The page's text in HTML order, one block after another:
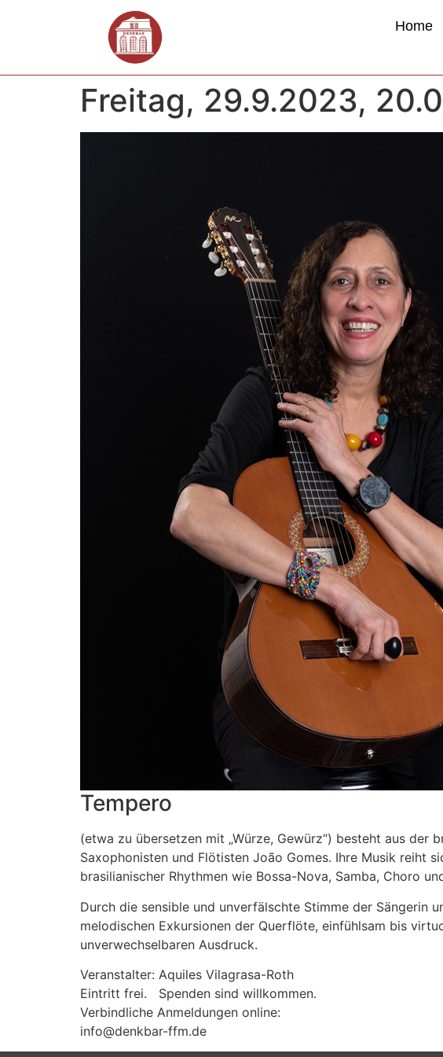
Home
Freitag, 29.9.2023,
Tempero
(etwa zu übersetzen mit „Würze, Gewürz“) besteht aus der
Saxophonisten und Flötisten João Gomes. Ihre Musik reiht
brasilianischer Rhythmen wie Bossa-Nova, Samba, Choro
Durch die sensible und unverfälschte Stimme der Sängerin
melodischen Exkursionen der Querflöte, einfühlsam bis
unverwechselbaren Ausdruck.
Veranstalter: Aquiles Vilagrasa-Roth
Eintritt frei. Spenden sind willkommen.
Verbindliche Anmeldungen online:
info@denkbar-ffm.de